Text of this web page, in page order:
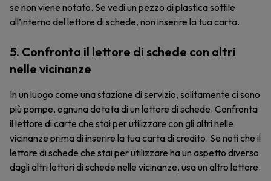
se non viene notato. Se vedi un pezzo di plastica sottile
all’interno del lettore di schede, non inserire la tua carta.
5. Confronta il lettore di schede con altri
nelle vicinanze
In un luogo come una stazione di servizio, solitamente ci sono
più pompe, ognuna dotata di un lettore di schede. Confronta
il lettore di carte che stai per utilizzare con gli altri nelle
vicinanze prima di inserire la tua carta di credito. Se noti che il
lettore di schede che stai per utilizzare ha un aspetto diverso
dagli altri lettori di schede nelle vicinanze, usa un altro lettore.